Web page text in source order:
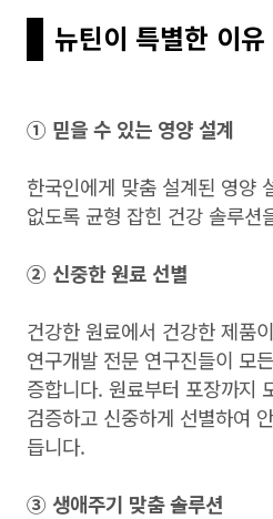
뉴틴이 특별한 이유
① 믿을 수 있는 영양 설계
한국인에게 맞춤 설계된 영양
없도록 균형 잡힌 건강 솔루션
② 신중한 원료 선별
건강한 원료에서 건강한 제품
연구개발 전문 연구진들이 모
증합니다. 원료부터 포장까지
검증하고 신중하게 선별하여
듭니다.
③ 생애주기 맞춤 솔루션